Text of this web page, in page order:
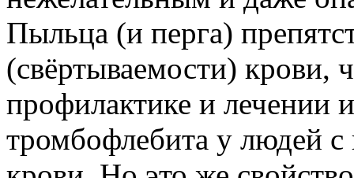
Пыльца (и перга)
(свёртываемости) крови,
профилактике и лечении
тромбофлебита у людей